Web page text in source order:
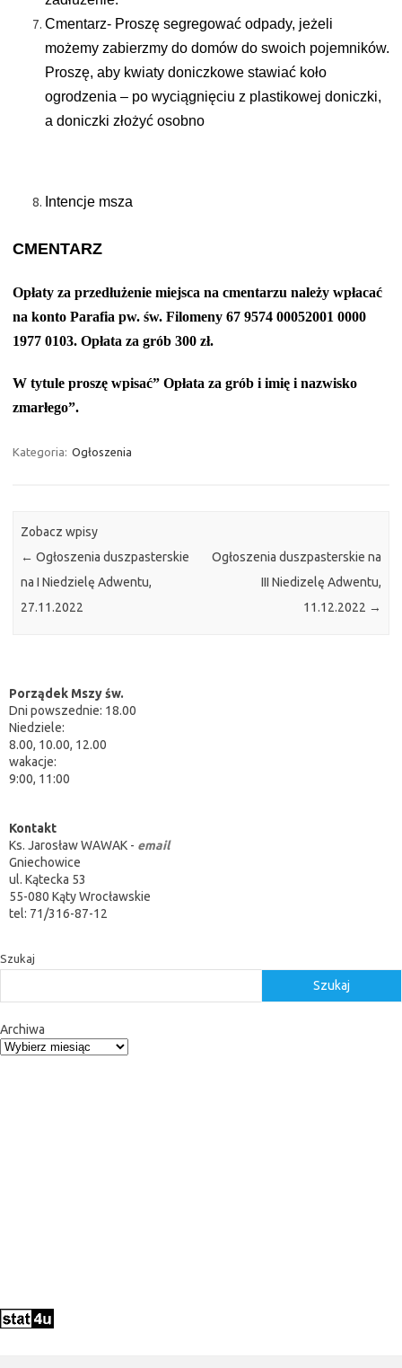
Cmentarz- Proszę segregować odpady, jeżeli
możemy zabierzmy do domów do swoich pojemników.
Proszę, aby kwiaty doniczkowe stawiać koło
ogrodzenia – po wyciągnięciu z plastikowej doniczki,
a doniczki złożyć osobno
Intencje msza
CMENTARZ
Opłaty za przedłużenie miejsca na cmentarzu należy wpłacać
na konto Parafia pw. św. Filomeny 67 9574 00052001 0000
1977 0103. Opłata za grób 300 zł.
W tytule proszę wpisać” Opłata za grób i imię i nazwisko
zmarłego”.
Kategoria: Ogłoszenia
Zobacz wpisy
← Ogłoszenia duszpasterskie
na I Niedzielę Adwentu,
27.11.2022
Ogłoszenia duszpasterskie na
III Niedizelę Adwentu,
11.12.2022 →
Porządek Mszy św.
Dni powszednie: 18.00
Niedziele:
8.00, 10.00, 12.00
wakacje:
9:00, 11:00
Kontakt
Ks. Jarosław WAWAK - email
Gniechowice
ul. Kątecka 53
55-080 Kąty Wrocławskie
tel: 71/316-87-12
Szukaj
Szukaj
Archiwa